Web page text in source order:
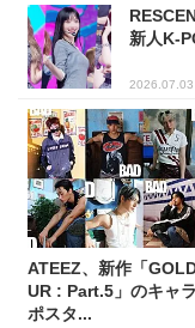
新人K-
2026.07.03
ATEEZ、新作「
UR : Part.5」のキャ
ポスタ...